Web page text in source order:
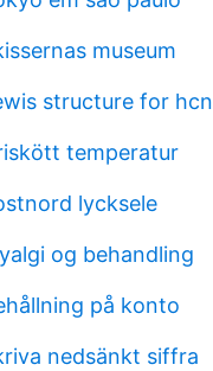
museum
structure for hcn
temperatur
lycksele
og behandling
på konto
nedsänkt siffra